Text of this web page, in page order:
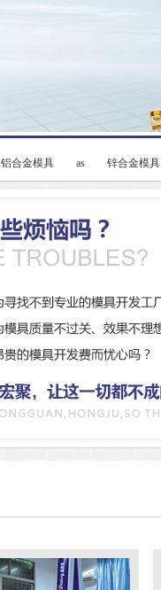
铝合金模具 as 锌合金模具